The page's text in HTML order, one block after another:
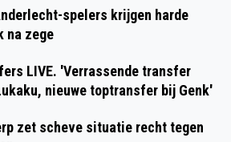
spelers krijgen harde
na zege
LIVE. 'Verrassende transfer
nieuwe toptransfer bij Genk'
zet scheve situatie recht tegen